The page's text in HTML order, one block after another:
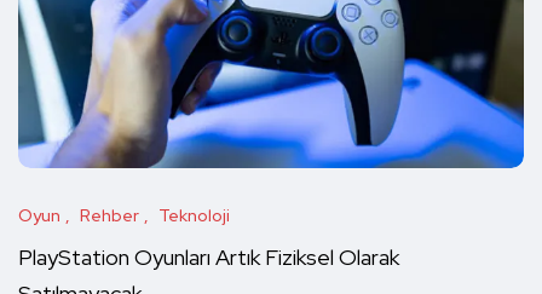
Oyun Rehber Teknoloji
PlayStation Oyunları Artık Fiziksel Olarak